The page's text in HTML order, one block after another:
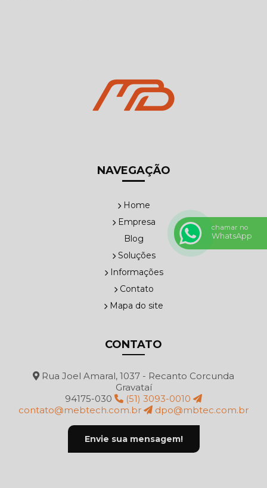
NAVEGAÇÃO
Home
Empresa
Blog
Soluções
Informações
Contato
Mapa do site
CONTATO
Rua Joel Amaral, 1037 - Recanto Corcunda
Gravataí
94175-030
(51) 3093-0010
contato@mebtech.com.br
dpo@mbtec.com.br
Envie sua mensagem!
chamar no
WhatsApp